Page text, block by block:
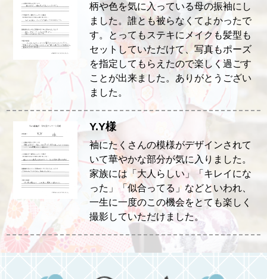
柄や色を気に入っている母の振袖にし
ました。誰とも被らなくてよかったで
す。とってもステキにメイクも髪型も
セットしていただけて、写真もポーズ
を指定してもらえたので楽しく過ごす
ことが出来ました。ありがとうござい
ました。
Y.Y様
袖にたくさんの模様がデザインされて
いて華やかな部分が気に入りました。
家族には「大人らしい」「キレイにな
った」「似合ってる」などといわれ、
一生に一度のこの機会をとても楽しく
撮影していただけました。